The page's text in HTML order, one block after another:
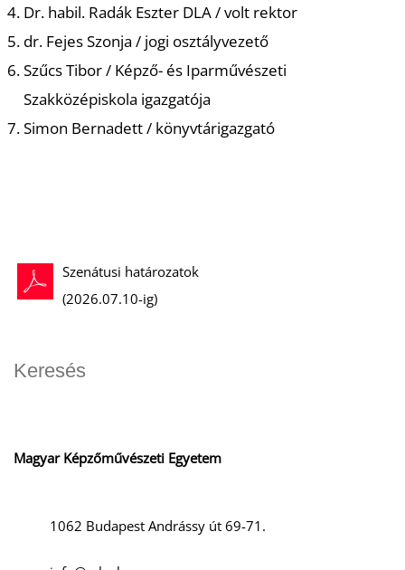
Szenátusi határozatok
(2026.07.10-ig)
Dr. habil. Radák Eszter DLA / volt rektor
dr. Fejes Szonja / jogi osztályvezető
Szűcs Tibor / Képző- és Iparművészeti
Szakközépiskola igazgatója
Simon Bernadett / könyvtárigazgató
Magyar Képzőművészeti Egyetem
1062 Budapest Andrássy út 69-71.